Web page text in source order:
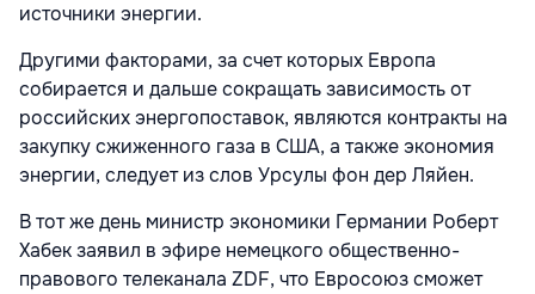
источники энергии.
Другими факторами, за счет которых Европа
собирается и дальше сокращать зависимость от
российских энергопоставок, являются контракты на
закупку сжиженного газа в США, а также экономия
энергии, следует из слов Урсулы фон дер Ляйен.
В тот же день министр экономики Германии Роберт
Хабек заявил в эфире немецкого общественно-
правового телеканала ZDF, что Евросоюз сможет